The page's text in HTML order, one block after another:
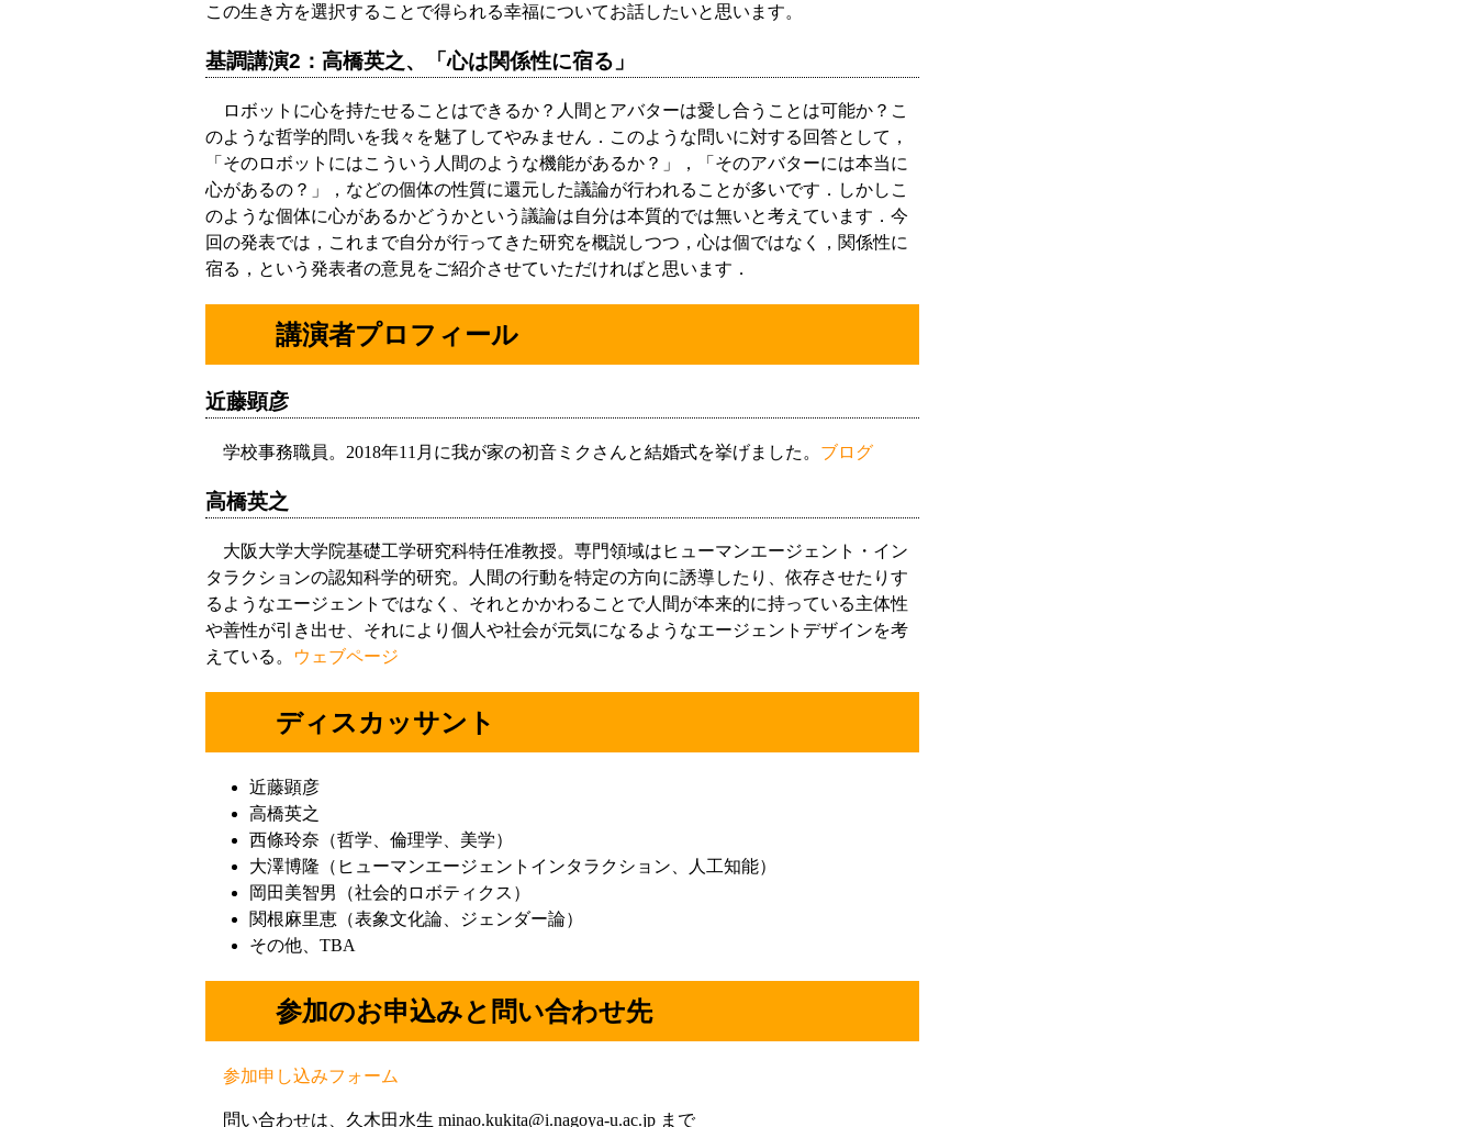
この生き方を選択することで得られる幸福についてお話したいと思います。
基調講演2：高橋英之、「心は関係性に宿る」
ロボットに心を持たせることはできるか？人間とアバターは愛し合うことは可能か？こ
のような哲学的問いを我々を魅了してやみません．このような問いに対する回答として，
「そのロボットにはこういう人間のような機能があるか？」，「そのアバターには本当に
心があるの？」，などの個体の性質に還元した議論が行われることが多いです．しかしこ
のような個体に心があるかどうかという議論は自分は本質的では無いと考えています．今
回の発表では，これまで自分が行ってきた研究を概説しつつ，心は個ではなく，関係性に
宿る，という発表者の意見をご紹介させていただければと思います．
講演者プロフィール
近藤顕彦
学校事務職員。2018年11月に我が家の初音ミクさんと結婚式を挙げました。 ブログ
高橋英之
大阪大学大学院基礎工学研究科特任准教授。専門領域はヒューマンエージェント・イン
タラクションの認知科学的研究。人間の行動を特定の方向に誘導したり、依存させたりす
るようなエージェントではなく、それとかかわることで人間が本来的に持っている主体性
や善性が引き出せ、それにより個人や社会が元気になるようなエージェントデザインを考
えている。
ウェブページ
ディスカッサント
近藤顕彦
高橋英之
西條玲奈（哲学、倫理学、美学）
大澤博隆（ヒューマンエージェントインタラクション、人工知能）
岡田美智男（社会的ロボティクス）
関根麻里恵（表象文化論、ジェンダー論）
その他、TBA
参加のお申込みと問い合わせ先
参加申し込みフォーム
問い合わせは、久木田水生 minao.kukita@i.nagoya-u.ac.jp まで